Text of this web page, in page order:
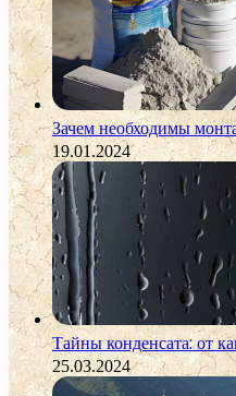
Зачем необходимы
19.01.2024
Тайны конденсата: от
25.03.2024